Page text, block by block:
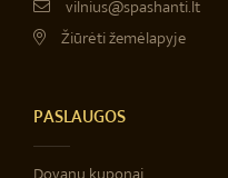
vilnius@spashanti.lt
Žiūrėti žemėlapyje
PASLAUGOS